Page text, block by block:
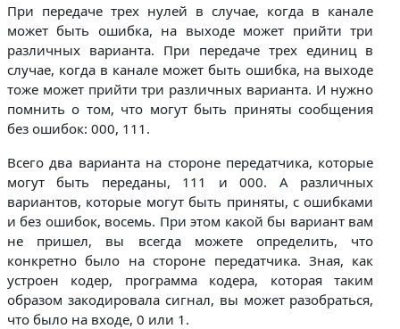
При передаче трех нулей в случае, когда в канале
может быть ошибка, на выходе может прийти три
различных варианта. При передаче трех единиц в
случае, когда в канале может быть ошибка, на выходе
тоже может прийти три различных варианта. И нужно
помнить о том, что могут быть приняты сообщения
без ошибок: 000, 111.
Всего два варианта на стороне передатчика, которые
могут быть переданы, 111 и 000. А различных
вариантов, которые могут быть приняты, с ошибками
и без ошибок, восемь. При этом какой бы вариант вам
не пришел, вы всегда можете определить, что
конкретно было на стороне передатчика. Зная, как
устроен кодер, программа кодера, которая таким
образом закодировала сигнал, вы может разобраться,
что было на входе, 0 или 1.